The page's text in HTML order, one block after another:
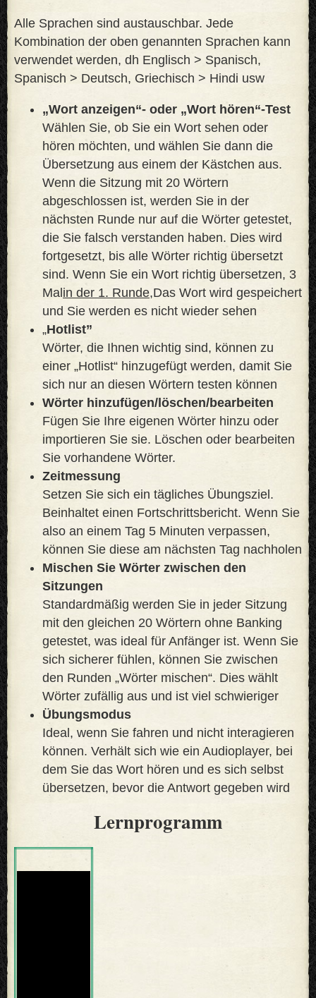
Alle Sprachen sind austauschbar. Jede
Kombination der oben genannten Sprachen kann
verwendet werden, dh Englisch > Spanisch,
Spanisch > Deutsch, Griechisch > Hindi usw
„Wort anzeigen“- oder „Wort hören“-Test
Wählen Sie, ob Sie ein Wort sehen oder
hören möchten, und wählen Sie dann die
Übersetzung aus einem der Kästchen aus.
Wenn die Sitzung mit 20 Wörtern
abgeschlossen ist, werden Sie in der
nächsten Runde nur auf die Wörter getestet,
die Sie falsch verstanden haben. Dies wird
fortgesetzt, bis alle Wörter richtig übersetzt
sind. Wenn Sie ein Wort richtig übersetzen, 3
Malin der 1. Runde,Das Wort wird gespeichert
und Sie werden es nicht wieder sehen
„Hotlist”
Wörter, die Ihnen wichtig sind, können zu
einer „Hotlist“ hinzugefügt werden, damit Sie
sich nur an diesen Wörtern testen können
Wörter hinzufügen/löschen/bearbeiten
Fügen Sie Ihre eigenen Wörter hinzu oder
importieren Sie sie. Löschen oder bearbeiten
Sie vorhandene Wörter.
Zeitmessung
Setzen Sie sich ein tägliches Übungsziel.
Beinhaltet einen Fortschrittsbericht. Wenn Sie
also an einem Tag 5 Minuten verpassen,
können Sie diese am nächsten Tag nachholen
Mischen Sie Wörter zwischen den
Sitzungen
Standardmäßig werden Sie in jeder Sitzung
mit den gleichen 20 Wörtern ohne Banking
getestet, was ideal für Anfänger ist. Wenn Sie
sich sicherer fühlen, können Sie zwischen
den Runden „Wörter mischen“. Dies wählt
Wörter zufällig aus und ist viel schwieriger
Übungsmodus
Ideal, wenn Sie fahren und nicht interagieren
können. Verhält sich wie ein Audioplayer, bei
dem Sie das Wort hören und es sich selbst
übersetzen, bevor die Antwort gegeben wird
Lernprogramm